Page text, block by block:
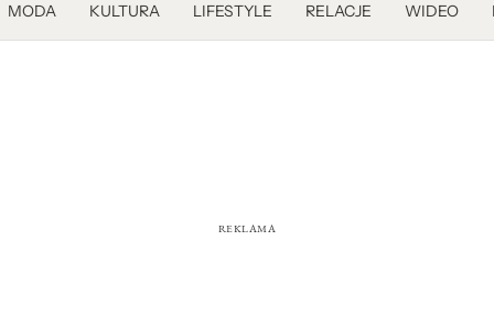
MODA KULTURA LIFESTYLE RELACJE WIDEO